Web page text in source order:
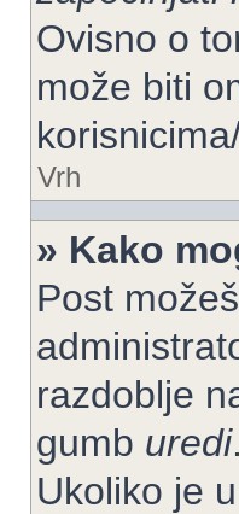
Ovisno o
može biti
Vrh
» Kako
Post
razdoblje
gumb uredi.
Ukoliko je